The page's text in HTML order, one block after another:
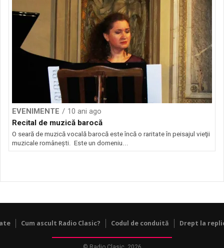
EVENIMENTE
10 ani ago
Recital de muzică barocă
O seară de muzică vocală barocă este încă o raritate în peisajul vieţii
muzicale româneşti. Este un domeniu...
Cum ascult Radio Clasic? Codul de conduită Drept la